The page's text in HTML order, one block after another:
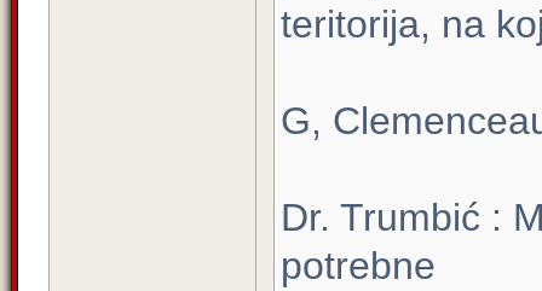
teritorija, na
G,
Dr. Trumbić :
potrebne